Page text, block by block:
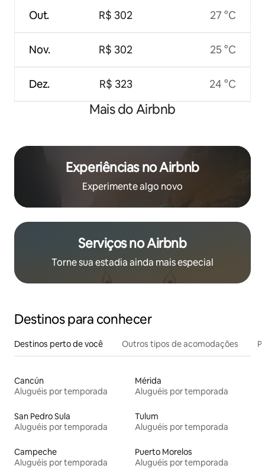
Out.
Nov.
Dez.
R$ 302
R$ 302
R$ 323
27 °C
25 °C
24 °C
Mais do Airbnb
Experiências no Airbnb
Experimente algo novo
Serviços no Airbnb
Torne sua estadia ainda mais especial
Destinos para conhecer
Destinos perto de você Outros tipos de acomodações
Cancún
Aluguéis por temporada
Mérida
Aluguéis por temporada
San Pedro Sula
Aluguéis por temporada
Tulum
Aluguéis por temporada
Campeche
Aluguéis por temporada
Puerto Morelos
Aluguéis por temporada